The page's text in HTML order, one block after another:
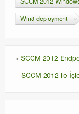
Win8 deployment
« SCCM 2012
SCCM 2012 ile